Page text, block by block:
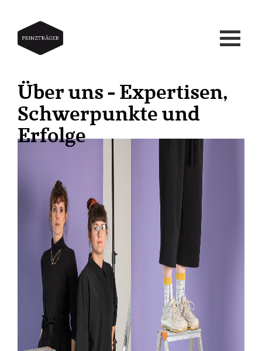
Über uns - Expertisen,
Schwerpunkte und
Erfolge